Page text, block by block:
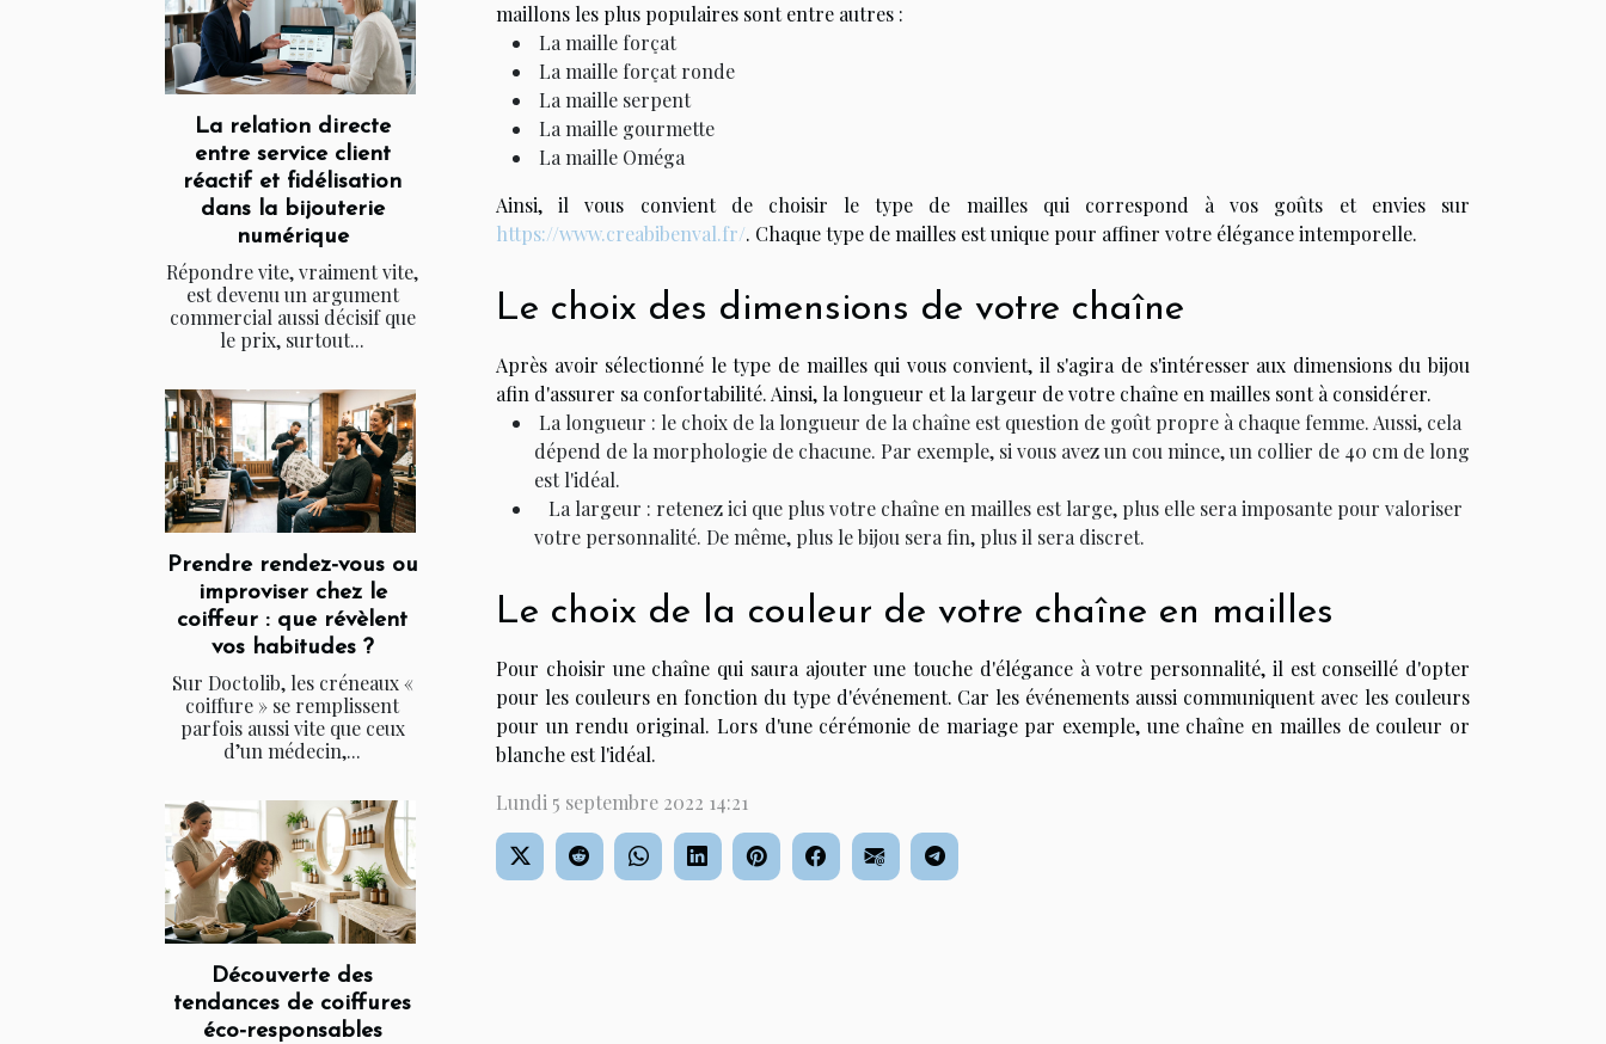
La relation directe
entre service client
réactif et fidélisation
dans la bijouterie
numérique
Répondre vite, vraiment vite,
est devenu un argument
commercial aussi décisif que
le prix, surtout...
Prendre rendez-vous ou
improviser chez le
coiffeur : que révèlent
vos habitudes ?
Sur Doctolib, les créneaux «
coiffure » se remplissent
parfois aussi vite que ceux
d’un médecin,...
Découverte des
tendances de coiffures
éco-responsables
maillons les plus populaires sont entre autres :
La maille forçat
La maille forçat ronde
La maille serpent
La maille gourmette
La maille Oméga
Ainsi, il vous convient de choisir le type de mailles qui correspond à vos goûts et envies sur
https://www.creabibenval.fr/. Chaque type de mailles est unique pour affiner votre élégance intemporelle.
Le choix des dimensions de votre chaîne
Après avoir sélectionné le type de mailles qui vous convient, il s'agira de s'intéresser aux dimensions du bijou
afin d'assurer sa confortabilité. Ainsi, la longueur et la largeur de votre chaîne en mailles sont à considérer.
La longueur : le choix de la longueur de la chaîne est question de goût propre à chaque femme. Aussi, cela
dépend de la morphologie de chacune. Par exemple, si vous avez un cou mince, un collier de 40 cm de long
est l'idéal.
La largeur : retenez ici que plus votre chaîne en mailles est large, plus elle sera imposante pour valoriser
votre personnalité. De même, plus le bijou sera fin, plus il sera discret.
Le choix de la couleur de votre chaîne en mailles
Pour choisir une chaîne qui saura ajouter une touche d'élégance à votre personnalité, il est conseillé d'opter
pour les couleurs en fonction du type d'événement. Car les événements aussi communiquent avec les couleurs
pour un rendu original. Lors d'une cérémonie de mariage par exemple, une chaîne en mailles de couleur or
blanche est l'idéal.
Lundi 5 septembre 2022 14:21